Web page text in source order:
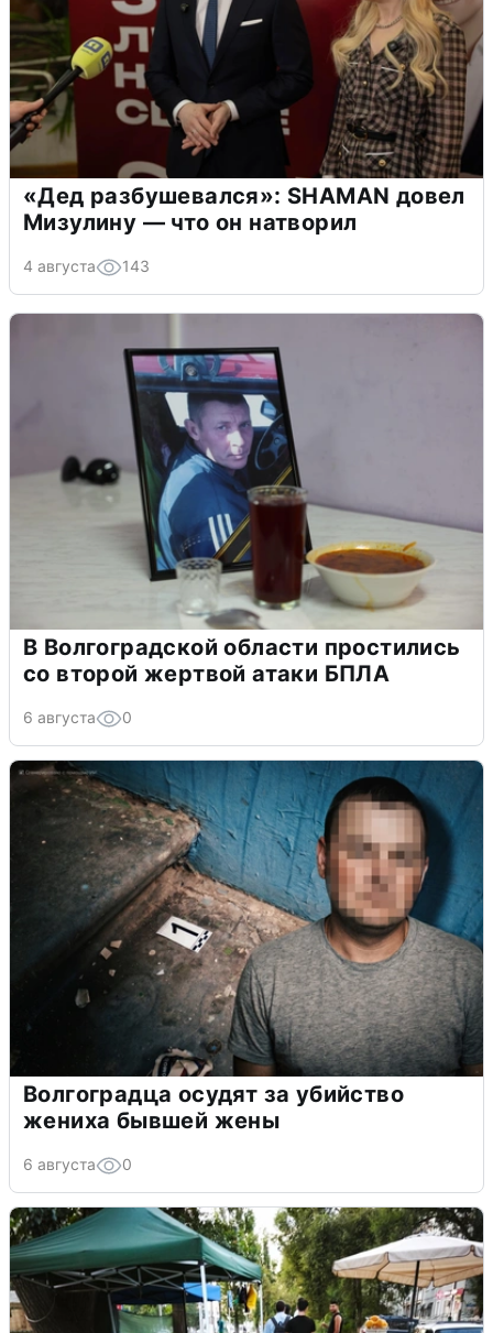
«Дед разбушевался»: SHAMAN довел
Мизулину — что он натворил
4 августа 143
В Волгоградской области простились
со второй жертвой атаки БПЛА
6 августа 0
Волгоградца осудят за убийство
жениха бывшей жены
6 августа 0